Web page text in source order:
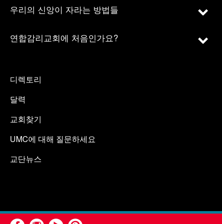
우리의 신앙이 자라는 방법들
연합감리교회에 처음인가요?
디렉토리
달력
교회찾기
UMC에 대해 질문하세요
교단뉴스